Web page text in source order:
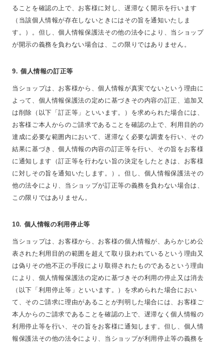
ることを確認の上で、お客様に対し、遅滞なく開示を行います
（当該個人情報が存在しないときにはその旨を通知いたしま
す。）。但し、個人情報保護法その他の法令により、当ショップ
が開示の義務を負わない場合は、この限りではありません。
9. 個人情報の訂正等
当ショップは、お客様から、個人情報が真実でないという理由に
よって、個人情報保護法の定めに基づきその内容の訂正、追加又
は削除（以下「訂正等」といいます。）を求められた場合には、
お客様ご本人からのご請求であることを確認の上で、利用目的の
達成に必要な範囲内において、遅滞なく必要な調査を行い、その
結果に基づき、個人情報の内容の訂正等を行い、その旨をお客様
に通知します（訂正等を行わない旨の決定をしたときは、お客様
に対しその旨を通知いたします。）。但し、個人情報保護法その
他の法令により、当ショップが訂正等の義務を負わない場合は、
この限りではありません。
10. 個人情報の利用停止等
当ショップは、お客様から、お客様の個人情報が、あらかじめ公
表された利用目的の範囲を超えて取り扱われているという理由又
は偽りその他不正の手段により取得されたものであるという理由
により、個人情報保護法の定めに基づきその利用の停止又は消去
（以下「利用停止等」といいます。）を求められた場合におい
て、そのご請求に理由があることが判明した場合には、お客様ご
本人からのご請求であることを確認の上で、遅滞なく個人情報の
利用停止等を行い、その旨をお客様に通知します。但し、個人情
報保護法その他の法令により、当ショップが利用停止等の義務を